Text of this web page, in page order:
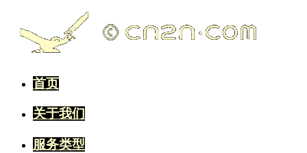
首页
关于我们
服务类型